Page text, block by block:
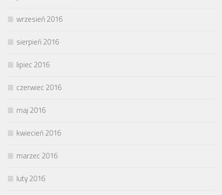
wrzesień 2016
sierpień 2016
lipiec 2016
czerwiec 2016
maj 2016
kwiecień 2016
marzec 2016
luty 2016